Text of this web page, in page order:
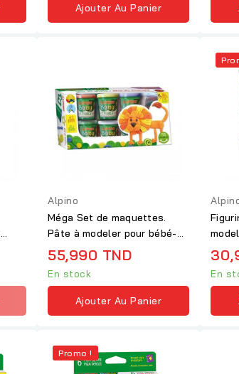
Ajouter Au Panier
Alpino
Méga Set de maquettes.
Pâte à modeler pour bébé-
Alpino Baby
55,990 TND
En stock
Ajouter Au Panier
Baby
En
Promo !